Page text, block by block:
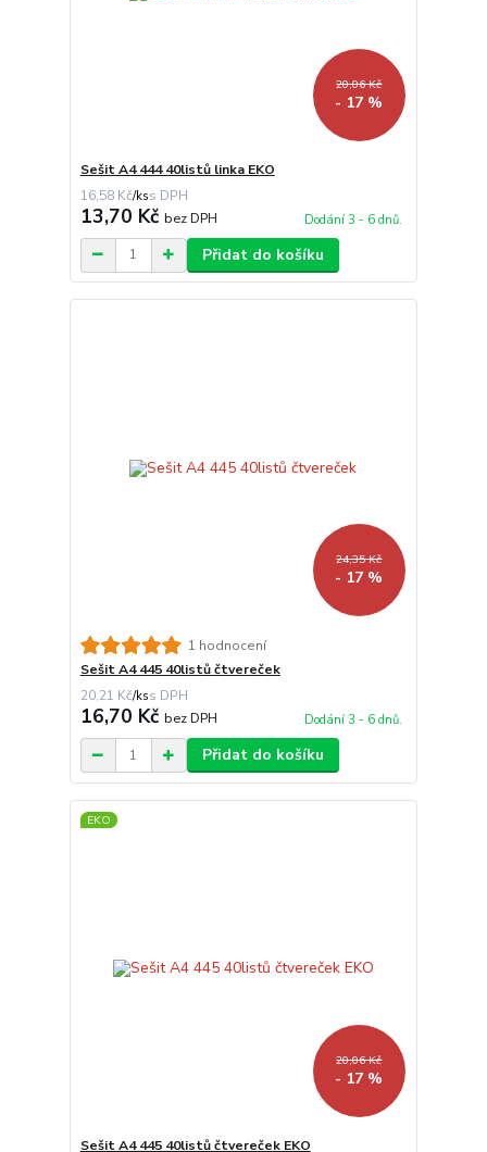
20,06 Kč
- 17 %
Sešit A4 444 40listů linka EKO
16,58 Kč/ks
13,70 Kč bez DPH Dodání 3 - 6 dnů.
Přidat do košíku
24,35 Kč
- 17 %
1 hodnocení
Sešit A4 445 40listů čtvereček
20,21 Kč/ks
16,70 Kč bez DPH Dodání 3 - 6 dnů.
Přidat do košíku
EKO
20,06 Kč
- 17 %
Sešit A4 445 40listů čtvereček EKO